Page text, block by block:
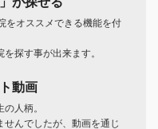
をオススメできる機能を付
探す事が出来ます。
動画
人柄。
せんでしたが、動画を通じ